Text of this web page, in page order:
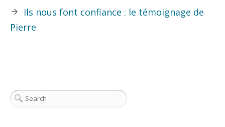
Ils nous font confiance : le témoignage de
Pierre